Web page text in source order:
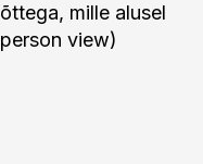
mille alusel
view)